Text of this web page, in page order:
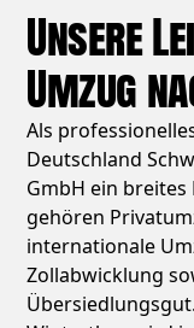
Unsere
Umzug
Als
Deutschland
GmbH ein
gehören
internationale
Zollabwicklung